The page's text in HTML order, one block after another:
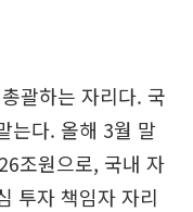
괄하는 자리다. 국
는다. 올해 3월 말
조원으로, 국내 자
투자 책임자 자리